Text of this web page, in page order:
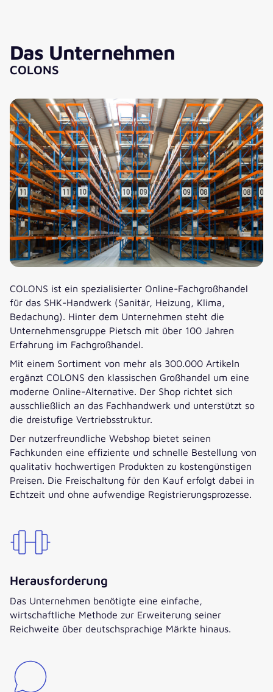
Das Unternehmen
COLONS
COLONS ist ein spezialisierter Online-Fachgroßhandel
für das SHK-Handwerk (Sanitär, Heizung, Klima,
Bedachung). Hinter dem Unternehmen steht die
Unternehmensgruppe Pietsch mit über 100 Jahren
Erfahrung im Fachgroßhandel.
Mit einem Sortiment von mehr als 300.000 Artikeln
ergänzt COLONS den klassischen Großhandel um eine
moderne Online-Alternative. Der Shop richtet sich
ausschließlich an das Fachhandwerk und unterstützt so
die dreistufige Vertriebsstruktur.
Der nutzerfreundliche Webshop bietet seinen
Fachkunden eine effiziente und schnelle Bestellung von
qualitativ hochwertigen Produkten zu kostengünstigen
Preisen. Die Freischaltung für den Kauf erfolgt dabei in
Echtzeit und ohne aufwendige Registrierungsprozesse.
Herausforderung
Das Unternehmen benötigte eine einfache,
wirtschaftliche Methode zur Erweiterung seiner
Reichweite über deutschsprachige Märkte hinaus.